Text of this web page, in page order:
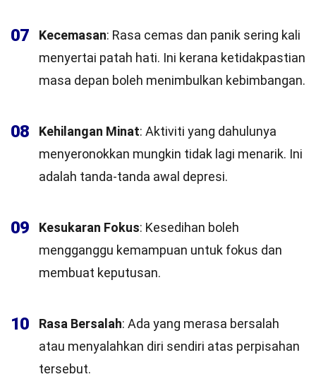
07 Kecemasan: Rasa cemas dan panik sering kali
menyertai patah hati. Ini kerana ketidakpastian
masa depan boleh menimbulkan kebimbangan.
08 Kehilangan Minat: Aktiviti yang dahulunya
menyeronokkan mungkin tidak lagi menarik. Ini
adalah tanda-tanda awal depresi.
09 Kesukaran Fokus: Kesedihan boleh
mengganggu kemampuan untuk fokus dan
membuat keputusan.
10 Rasa Bersalah: Ada yang merasa bersalah
atau menyalahkan diri sendiri atas perpisahan
tersebut.